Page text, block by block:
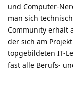
und Computer-
man sich
Community erhält
der sich am
topgebildeten IT-
fast alle Berufs-